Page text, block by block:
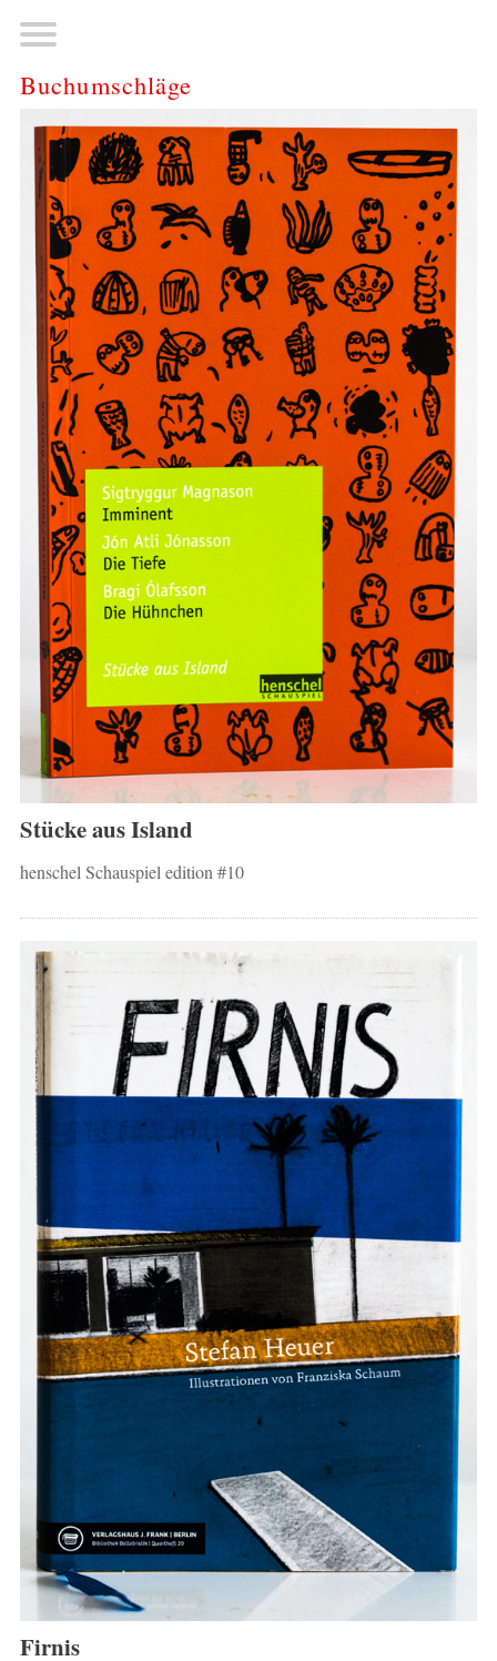
Buchumschläge
Stücke aus Island
henschel Schauspiel edition #10
Firnis